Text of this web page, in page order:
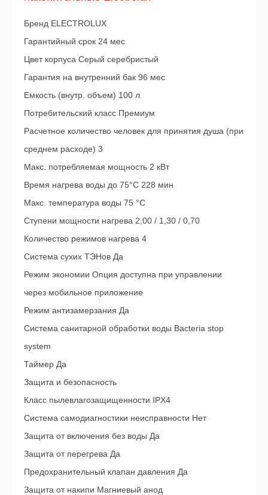
Бренд ELECTROLUX
Гарантийный срок 24 мес
Цвет корпуса Серый серебристый
Гарантия на внутренний бак 96 мес
Емкость (внутр. объем) 100 л
Потребительский класс Премиум
Расчетное количество человек для принятия душа (при
среднем расходе) 3
Макс. потребляемая мощность 2 кВт
Время нагрева воды до 75°С 228 мин
Макс. температура воды 75 °С
Ступени мощности нагрева 2,00 / 1,30 / 0,70
Количество режимов нагрева 4
Система сухих ТЭНов Да
Режим экономии Опция доступна при управлении
через мобильное приложение
Режим антизамерзания Да
Система санитарной обработки воды Bacteria stop
system
Таймер Да
Защита и безопасность
Класс пылевлагозащищенности IPX4
Система самодиагностики неисправности Нет
Защита от включения без воды Да
Защита от перегрева Да
Предохранительный клапан давления Да
Защита от накипи Магниевый анод